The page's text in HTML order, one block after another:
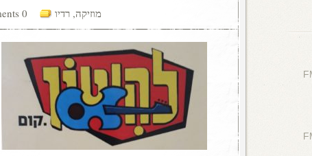
0 comments מוזיקה, רדיו